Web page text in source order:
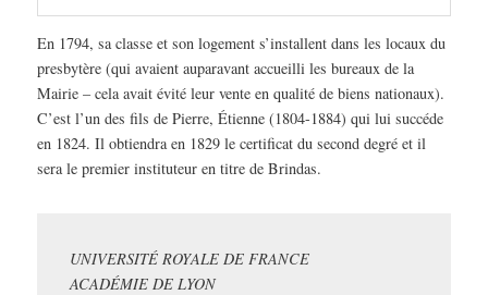
En 1794, sa classe et son logement s’installent dans les locaux du
presbytère (qui avaient auparavant accueilli les bureaux de la
Mairie – cela avait évité leur vente en qualité de biens nationaux).
C’est l’un des fils de Pierre, Étienne (1804-1884) qui lui succéde
en 1824. Il obtiendra en 1829 le certificat du second degré et il
sera le premier instituteur en titre de Brindas.
UNIVERSITÉ ROYALE DE FRANCE
ACADÉMIE DE LYON